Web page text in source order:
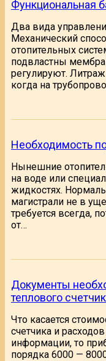
Функциональная
Два вида
Механический
отопительных
подвластны
регулируют.
когда на
Необходимость
Нынешние
на воде или
жидкостях.
магистрали не в
требуется всегда,
от…
Документы
теплового
Что касается
счетчика и
информации, то
порядка 6000 —